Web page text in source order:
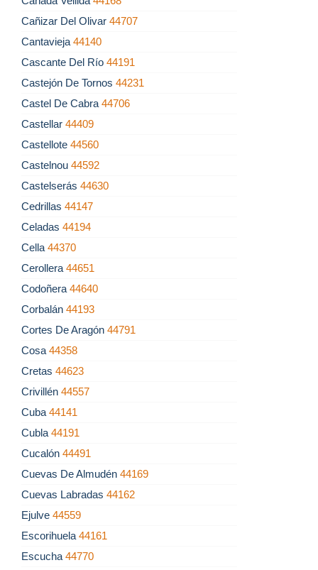
Cañizar Del Olivar 44707
Cantavieja 44140
Cascante Del Río 44191
Castejón De Tornos 44231
Castel De Cabra 44706
Castellar 44409
Castellote 44560
Castelnou 44592
Castelserás 44630
Cedrillas 44147
Celadas 44194
Cella 44370
Cerollera 44651
Codoñera 44640
Corbalán 44193
Cortes De Aragón 44791
Cosa 44358
Cretas 44623
Crivillén 44557
Cuba 44141
Cubla 44191
Cucalón 44491
Cuevas De Almudén 44169
Cuevas Labradas 44162
Ejulve 44559
Escorihuela 44161
Escucha 44770